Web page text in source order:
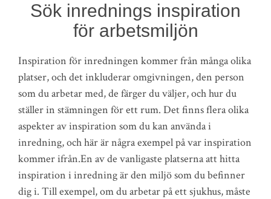
Sök inrednings inspiration
för arbetsmiljön
Inspiration för inredningen kommer från många olika
platser, och det inkluderar omgivningen, den person
som du arbetar med, de färger du väljer, och hur du
ställer in stämningen för ett rum. Det finns flera olika
aspekter av inspiration som du kan använda i
inredning, och här är några exempel på var inspiration
kommer ifrån.En av de vanligaste platserna att hitta
inspiration i inredning är den miljö som du befinner
dig i. Till exempel, om du arbetar på ett sjukhus, måste